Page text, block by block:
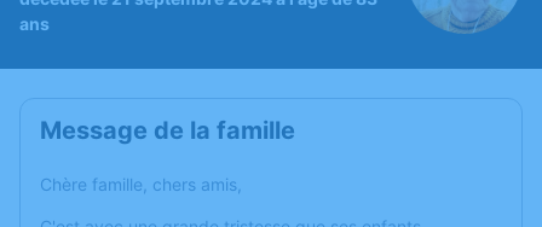
ans
Message de la famille
Chère famille, chers amis,